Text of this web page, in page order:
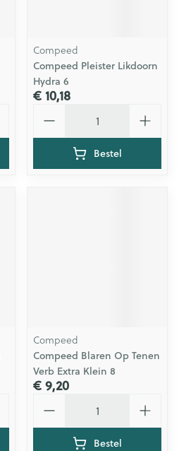
Compeed
Compeed Pleister Likdoorn
Hydra 6
€ 10,18
Bestel
Compeed
Compeed Blaren Op Tenen
Verb Extra Klein 8
€ 9,20
Bestel